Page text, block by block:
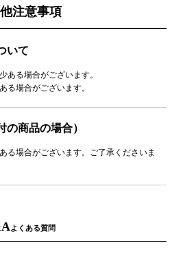
注意事項
いて
ある場合がございます。
る場合がございます。
商品の場合）
る場合がございます。ご了承くださいま
よくある質問